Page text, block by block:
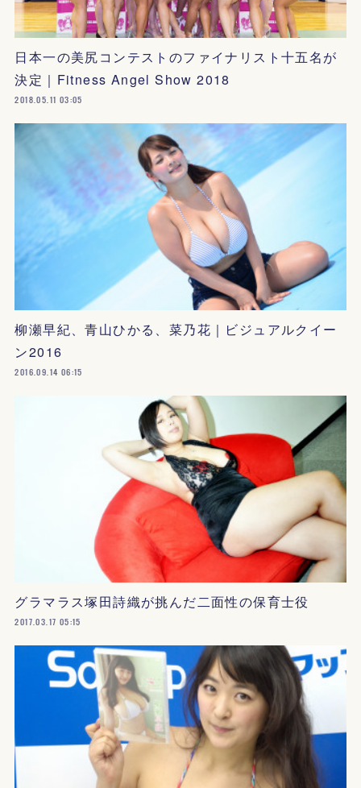
日本一の美尻コンテストのファイナリスト十五名が
決定｜Fitness Angel Show 2018
2018.05.11 03:05
柳瀬早紀、青山ひかる、菜乃花｜ビジュアルクイー
ン2016
2016.09.14 06:15
グラマラス塚田詩織が挑んだ二面性の保育士役
2017.03.17 05:15